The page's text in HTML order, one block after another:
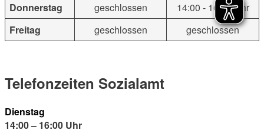
Donnerstag
geschlossen
14:00 - 16:00 Uhr
Freitag
geschlossen geschlossen
Telefonzeiten Sozialamt
Dienstag
14:00 – 16:00 Uhr